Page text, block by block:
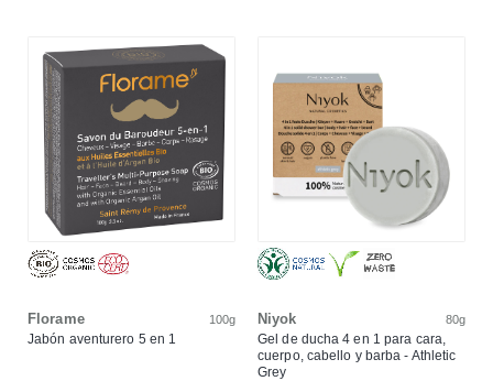
Florame 100g
Jabón aventurero 5 en 1
Niyok 80g
Gel de ducha 4 en 1 para cara,
cuerpo, cabello y barba - Athletic
Grey